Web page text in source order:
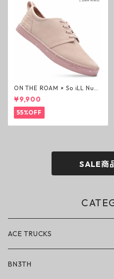
ON THE ROAM × So iLL Nubu
ck Wino ライフスタイルシュ
ーズ ダーティーピンク オンザ
ローム ジェイソンモモア OTR
スニーカー
¥9,900
55%OFF
SALE商
ACE TRUCKS
BN3TH